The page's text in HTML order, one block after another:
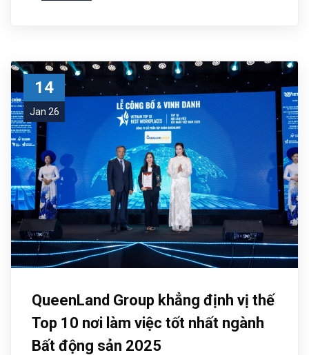
14
Jan 26
QueenLand Group khẳng định vị thế
Top 10 nơi làm việc tốt nhất ngành
Bất động sản 2025